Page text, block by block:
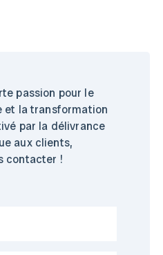
passion pour le
et la transformation
par la délivrance
aux clients,
contacter !